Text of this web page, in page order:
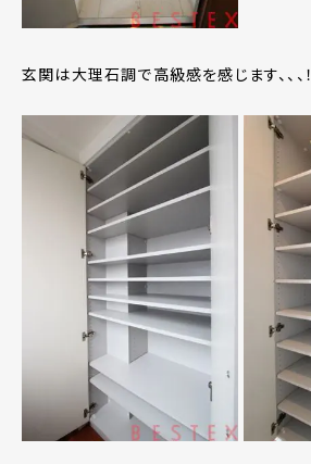
玄関は大理石調で高級感を感じます、、、！